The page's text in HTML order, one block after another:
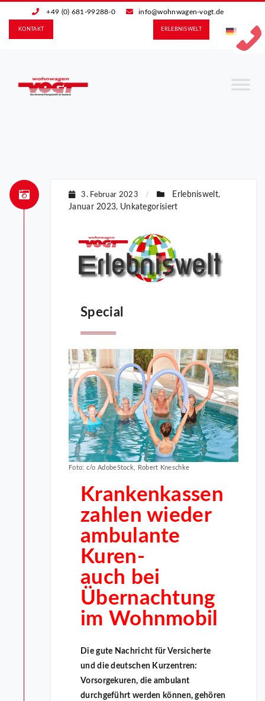
+49 (0) 681-99288-0 info@wohnwagen-vogt.de
ERLEBNIS­WELT
KONTAKT
3. Februar 2023 / Erlebniswelt,
Januar 2023, Unkategorisiert
Special
Foto: c/o AdobeStock, Robert Kneschke
Krankenkassen
zahlen wieder
ambulante
Kuren-
auch bei
Übernachtung
im Wohnmobil
Die gute Nachricht für Versicherte
und die deutschen Kurzentren:
Vorsorgekuren, die ambulant
durchgeführt werden können, gehören